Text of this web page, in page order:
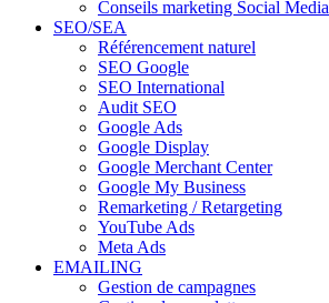
Conseils marketing Social Media
SEO/SEA
Référencement naturel
SEO Google
SEO International
Audit SEO
Google Ads
Google Display
Google Merchant Center
Google My Business
Remarketing / Retargeting
YouTube Ads
Meta Ads
EMAILING
Gestion de campagnes